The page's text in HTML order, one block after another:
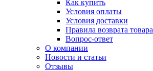
Как купить
Условия оплаты
Условия доставки
Правила возврата товара
Вопрос-ответ
О компании
Новости и статьи
Отзывы